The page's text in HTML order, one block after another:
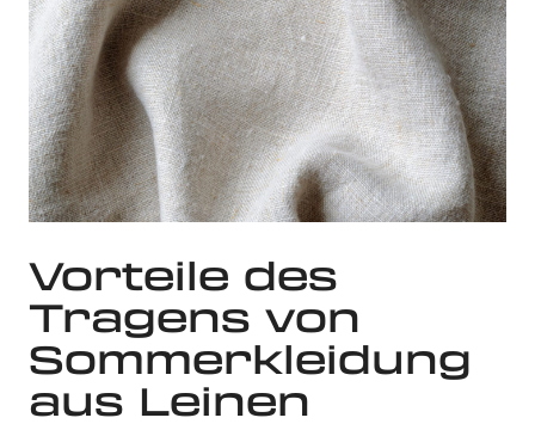
Vorteile des
Tragens von
Sommerkleidung
aus Leinen